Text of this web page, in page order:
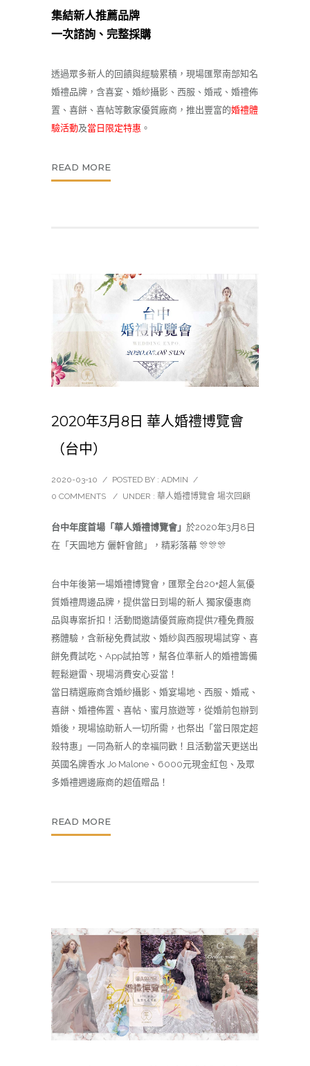
集結新人推薦品牌
一次諮詢、完整採購
透過眾多新人的回饋與經驗累積，現場匯聚南部知名
婚禮品牌，含喜宴、婚紗攝影、西服、婚戒、婚禮佈
置、喜餅、喜帖等數家優質廠商，推出豐富的婚禮體
驗活動及當日限定特惠 。
READ MORE
2020年3月8日 華人婚禮博覽會
（台中）
2020-03-10 / POSTED BY : ADMIN /
0 COMMENTS
/ UNDER : 華人婚禮博覽會 場次回顧
台中年度首場「華人婚禮博覽會」 於2020年3月8日
在「天圓地方 儷軒會館」，精彩落幕 🎊🎊🎊
台中年後第一場婚禮博覽會，匯聚全台20+超人氣優
質婚禮周邊品牌，提供當日到場的新人 獨家優惠商
品與專案折扣！活動間邀請優質廠商提供7種免費服
務體驗，含新秘免費試妝、婚紗與西服現場試穿、喜
餅免費試吃、App試拍等，幫各位準新人的婚禮籌備
輕鬆避雷、現場消費安心妥當！
當日精選廠商含婚紗攝影、婚宴場地、西服、婚戒、
喜餅、婚禮佈置、喜帖、蜜月旅遊等，從婚前包辦到
婚後，現場協助新人一切所需，也祭出「當日限定超
殺特惠」一同為新人的幸福同歡！且活動當天更送出
英國名牌香水 Jo Malone、6000元現金紅包、及眾
多婚禮週邊廠商的超值贈品！
READ MORE